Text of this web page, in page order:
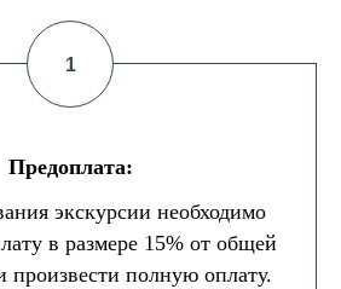
Предоплата:
экскурсии необходимо
в размере 15% от общей
произвести полную оплату.